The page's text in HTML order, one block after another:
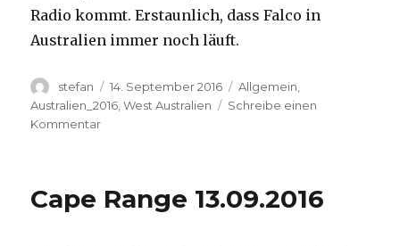
Radio kommt. Erstaunlich, dass Falco in
Australien immer noch läuft.
Autor
stefan
Veröffentlicht
am
14. September 2016 Kategorien
Allgemein
Australien_2016 ,West Australien
Schreibe einen
Kommentarzu
Cape Range 13.09.2016